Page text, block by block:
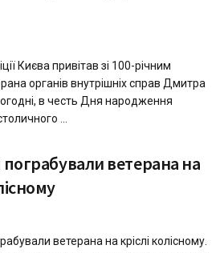
Києва привітав зі 100-річним
органів внутрішніх справ Дмитра
в честь Дня народження
...
пограбували ветерана на
ветерана на кріслі колісному.